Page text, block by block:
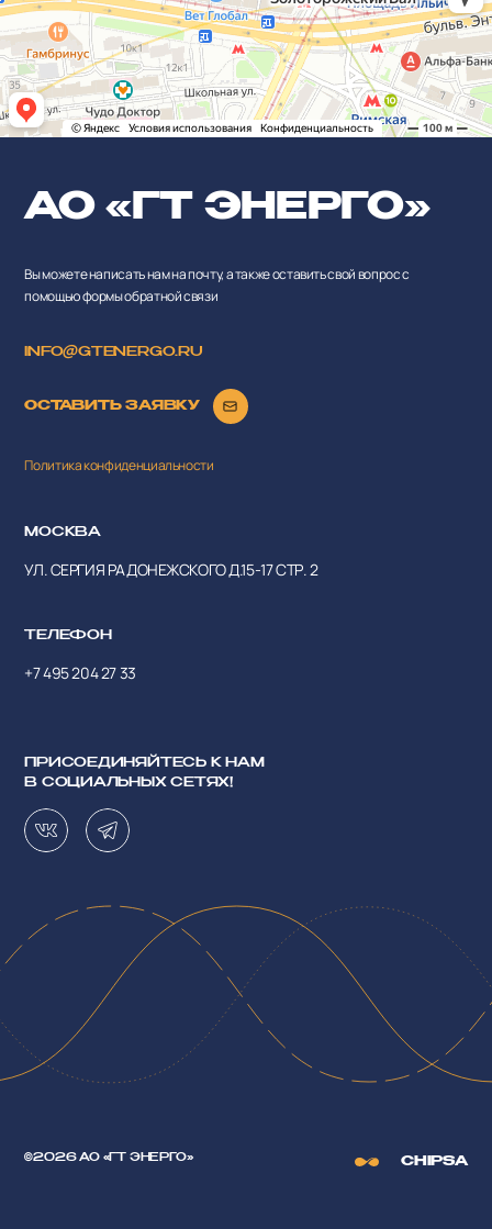
АО «ГТ ЭНЕРГО»
Вы можете написать нам на почту, а также оставить свой вопрос с
помощью формы обратной связи
INFO@GTENERGO.RU
ОСТАВИТЬ ЗАЯВКУ
Политика конфиденциальности
МОСКВА
УЛ. СЕРГИЯ РАДОНЕЖСКОГО Д.15-17 СТР. 2
ТЕЛЕФОН
+7 495 204 27 33
ПРИСОЕДИНЯЙТЕСЬ К НАМ
В СОЦИАЛЬНЫХ СЕТЯХ!
©2026 АО «ГТ ЭНЕРГО» CHIPSA